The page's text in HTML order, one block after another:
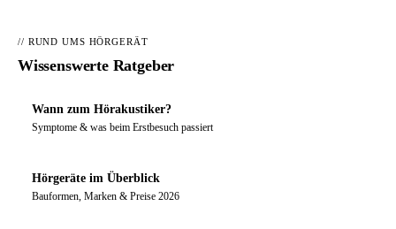
// RUND UMS HÖRGERÄT
Wissenswerte Ratgeber
Wann zum Hörakustiker?
Symptome & was beim Erstbesuch passiert
Hörgeräte im Überblick
Bauformen, Marken & Preise 2026